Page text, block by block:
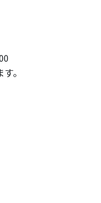
。